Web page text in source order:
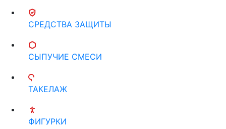
СРЕДСТВА ЗАЩИТЫ
СЫПУЧИЕ СМЕСИ
ТАКЕЛАЖ
ФИГУРКИ